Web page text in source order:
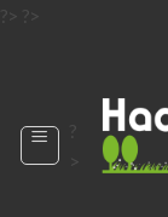
?> ?>
?